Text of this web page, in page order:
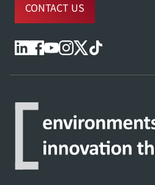
CONTACT US